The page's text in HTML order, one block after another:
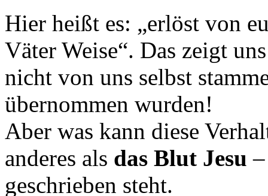
Hier heißt es: „erlöst von
Väter Weise“. Das zeigt
nicht von uns selbst
übernommen wurden!
Aber was kann diese
anderes als das Blut Jesu
geschrieben steht.